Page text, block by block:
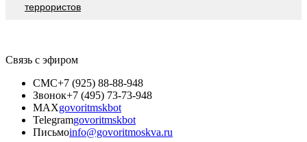
террористов
Связь с эфиром
СМС+7 (925) 88-88-948
Звонок+7 (495) 73-73-948
MAXgovoritmskbot
Telegramgovoritmskbot
Письмоinfo@govoritmoskva.ru